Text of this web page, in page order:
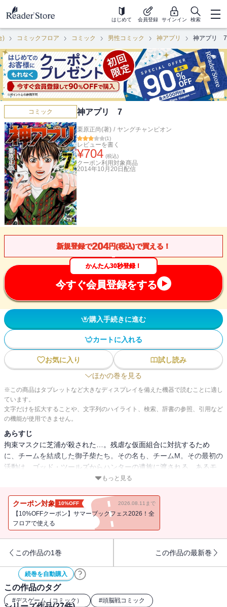
はじめて 会員登録 サインイン 検索
) コミックフロア コミック 男性コミック 神アプリ 神アプリ 7
コミック 神アプリ 7
栗原正尚(著) / ヤングチャンピオン
(1)
レビューを書く
¥704 (税込)
クーポン利用対象商品
2014年10月20日 配信
新規登録で204円(税込)で買える！
かんたん30秒登録！
今すぐ会員登録をする
購入手続きに進む
カートに入れる
お気に入り
試し読み
ほかの巻を見る
※この商品はタブレットなど大きなディスプレイを備えた機器で読むことに適し
ています。
文字だけを拡大することや、文字列のハイライト、検索、辞書の参照、引用など
の機能が使用できません。
あらすじ
拘束マスクに芝浦が殺された…。残虐な仮面組合に対抗するため
に、チームを結成した御子柴たち。その名も、チームM。その最初の
活動は、ゴッド・ツールズからハンターの遺族に渡される、あるモ
もっと見る
クーポン対象 10%OFF 2026.08.11まで
【10%OFFクーポン】サマーブックフェス2026！全
フロアで使える
この作品の1巻 この作品の最新巻
続巻を自動購入
この作品のタグ
#デスゲーム（コミック） #頭脳戦コミック